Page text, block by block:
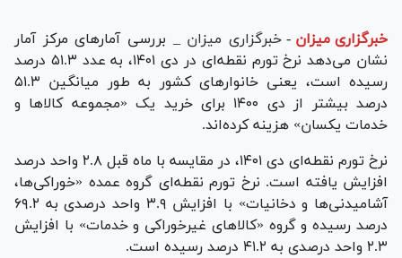
خبرگزاری میزان - خبرگزاری میزان _ بررسی آمارهای مرکز آمار
نشان می‌دهد نرخ تورم نقطه‌ای در دی ۱۴۰۱، به عدد ۵۱.۳ درصد
رسیده است، یعنی خانوارهای کشور به طور میانگین ۵۱.۳
درصد بیشتر از دی ۱۴۰۰ برای خرید یک «مجموعه کالاها و
خدمات یکسان» هزینه کرده‌اند.
نرخ تورم نقطه‌ای دی ۱۴۰۱، در مقایسه با ماه قبل ۲.۸ واحد درصد
افزایش یافته است. نرخ تورم نقطه‌ای گروه عمده «خوراکی‌ها،
آشامیدنی‌ها و دخانیات» با افزایش ۳.۹ واحد درصدی به ۶۹.۲
درصد رسیده و گروه «کالاهای غیرخوراکی و خدمات» با افزایش
۲.۳ واحد درصدی به ۴۱.۲ درصد رسیده است.